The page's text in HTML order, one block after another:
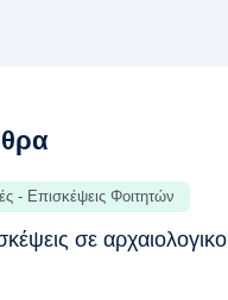
- Επισκέψεις Φοιτητών
σε